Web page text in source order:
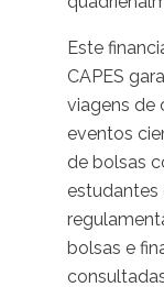
Este
CAPES
viagens de
eventos
de bolsas
estudantes
bolsas e